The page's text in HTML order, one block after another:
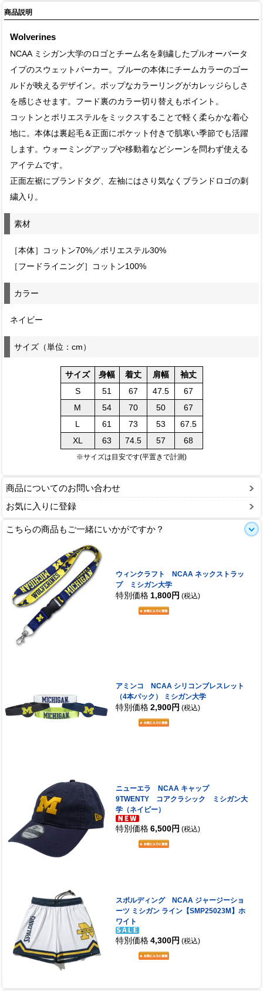
商品説明
Wolverines
NCAA ミシガン大学のロゴとチーム名を刺繍したプルオーバータ
イプのスウェットパーカー。ブルーの本体にチームカラーのゴー
ルドが映えるデザイン。ポップなカラーリングがカレッジらしさ
を感じさせます。フード裏のカラー切り替えもポイント。
コットンとポリエステルをミックスすることで軽く柔らかな着心
地に。本体は裏起毛＆正面にポケット付きで肌寒い季節でも活躍
します。ウォーミングアップや移動着などシーンを問わず使える
アイテムです。
正面左裾にブランドタグ、左袖にはさり気なくブランドロゴの刺
繍入り。
素材
［本体］コットン70%／ポリエステル30%
［フードライニング］コットン100%
カラー
ネイビー
サイズ（単位：cm）
サイズ 身幅 着丈 肩幅
袖丈
S
51 67 47.5
67
M
54 70 50
67
L
61 73 53
67.5
XL
63 74.5 57 68
※サイズは目安です(平置きで計測)
商品についてのお問い合わせ
お気に入りに登録
こちらの商品もご一緒にいかがですか？
ウィンクラフト NCAA ネックストラッ
プ ミシガン大学
特別価格 1,800円 (税込)
アミンコ NCAA シリコンブレスレット
（4本パック） ミシガン大学
特別価格 2,900円 (税込)
ニューエラ NCAA キャップ
9TWENTY コアクラシック ミシガン大
学（ネイビー）
特別価格 6,500円 (税込)
スポルディング NCAA ジャージーショ
ーツ ミシガン ライン【SMP25023M】ホ
ワイト
特別価格 4,300円 (税込)